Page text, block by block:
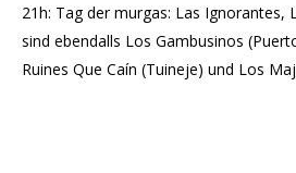
21h: Tag der murgas: Las Ignorantes,
sind ebendalls Los Gambusinos
Ruines Que Caín (Tuineje) und Los